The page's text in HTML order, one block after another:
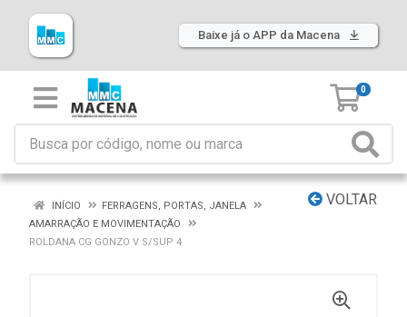
Baixe já o APP da Macena
0
VOLTAR
INÍCIO
FERRAGENS, PORTAS, JANELA
AMARRAÇÃO E MOVIMENTAÇÃO
ROLDANA CG GONZO V S/SUP 4